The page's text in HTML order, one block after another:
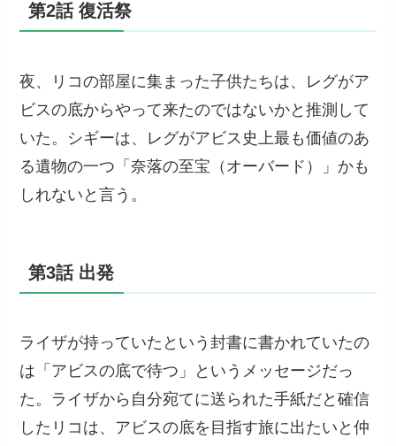
第2話 復活祭
夜、リコの部屋に集まった子供たちは、レグがア
ビスの底からやって来たのではないかと推測して
いた。シギーは、レグがアビス史上最も価値のあ
る遺物の一つ「奈落の至宝（オーバード）」かも
しれないと言う。
第3話 出発
ライザが持っていたという封書に書かれていたの
は「アビスの底で待つ」というメッセージだっ
た。ライザから自分宛てに送られた手紙だと確信
したリコは、アビスの底を目指す旅に出たいと仲